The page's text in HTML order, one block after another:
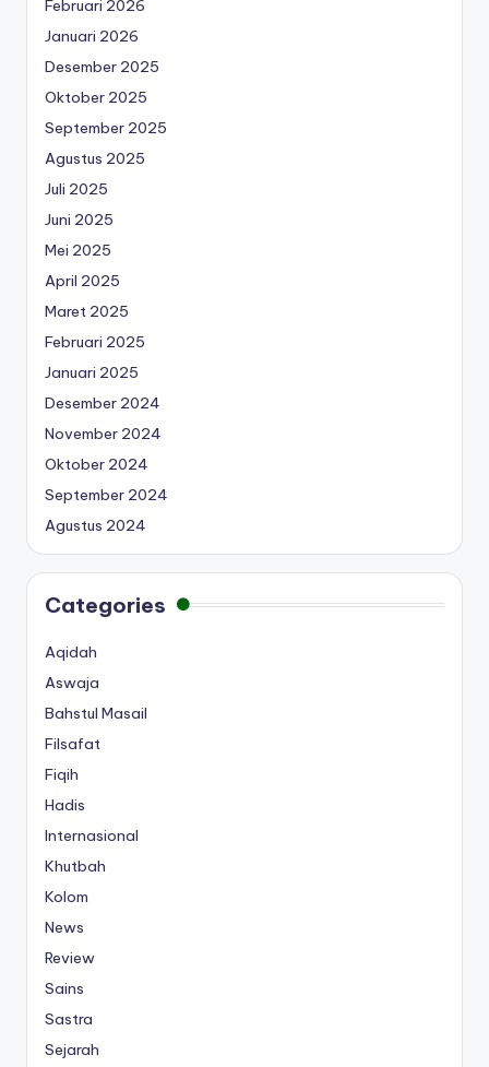
Februari 2026
Januari 2026
Desember 2025
Oktober 2025
September 2025
Agustus 2025
Juli 2025
Juni 2025
Mei 2025
April 2025
Maret 2025
Februari 2025
Januari 2025
Desember 2024
November 2024
Oktober 2024
September 2024
Agustus 2024
Categories
Aqidah
Aswaja
Bahstul Masail
Filsafat
Fiqih
Hadis
Internasional
Khutbah
Kolom
News
Review
Sains
Sastra
Sejarah